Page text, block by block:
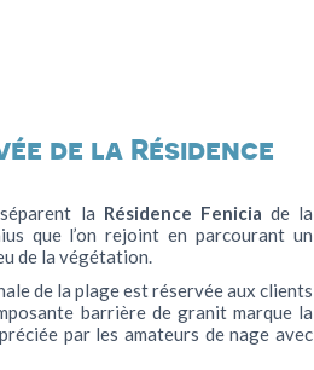
de la Résidence
la Résidence Fenicia de la
que l’on rejoint en parcourant un
de la végétation.
de la plage est réservée aux clients
barrière de granit marque la
par les amateurs de nage avec